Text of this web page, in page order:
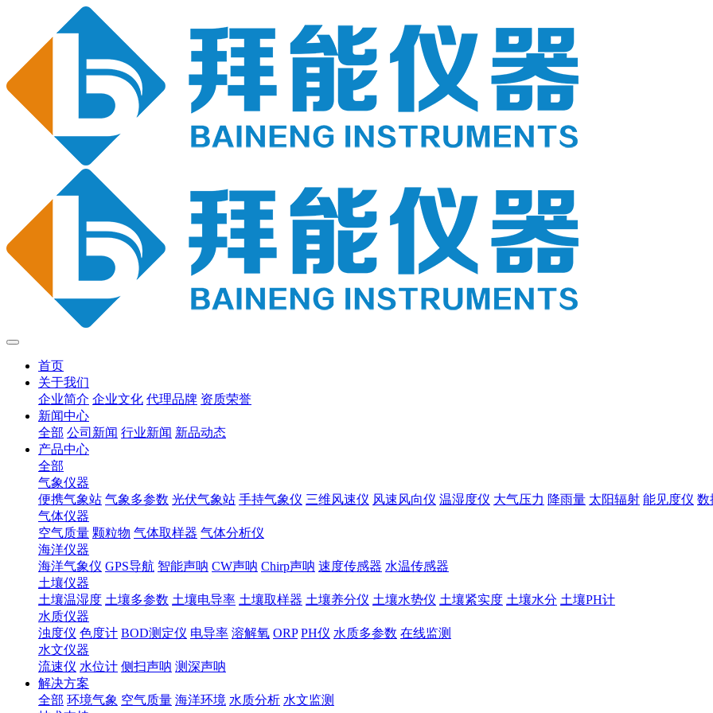
首页
关于我们
企业简介 企业文化 代理品牌 资质荣誉
新闻中心
全部 公司新闻 行业新闻 新品动态
产品中心
全部
气象仪器
便携气象站 气象多参数 光伏气象站 手持气象仪 三维风速仪 风速风向仪 温湿度仪 大气压力 降雨量 太阳辐射 能见度仪 数
气体仪器
空气质量 颗粒物 气体取样器 气体分析仪
海洋仪器
海洋气象仪 GPS导航 智能声呐 CW声呐 Chirp声呐 速度传感器 水温传感器
土壤仪器
土壤温湿度 土壤多参数 土壤电导率 土壤取样器 土壤养分仪 土壤水势仪 土壤紧实度 土壤水分 土壤PH计
水质仪器
浊度仪 色度计 BOD测定仪 电导率 溶解氧 ORP PH仪 水质多参数 在线监测
水文仪器
流速仪 水位计 侧扫声呐 测深声呐
解决方案
全部 环境气象 空气质量 海洋环境 水质分析 水文监测